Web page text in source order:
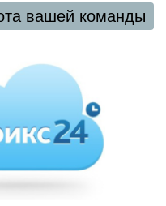
вашей команды